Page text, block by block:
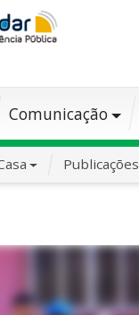
Comunicação
Publicações